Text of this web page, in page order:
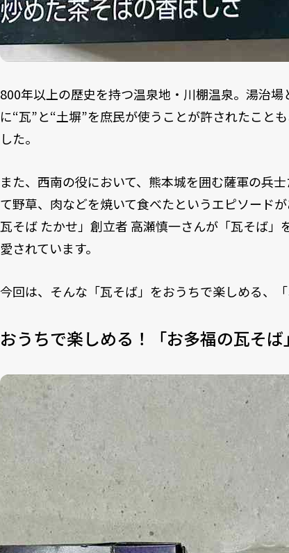
800年以上の歴史を持つ温泉地・川棚温泉。湯治
に“瓦”と“土塀”を庶民が使うことが許されたこと
した。
また、西南の役において、熊本城を囲む薩軍の兵
て野草、肉などを焼いて食べたというエピソード
瓦そば たかせ」創立者 高瀬慎一さんが「瓦そば」
愛されています。
今回は、そんな「瓦そば」をおうちで楽しめる、
おうちで楽しめる！「お多福の瓦そば」